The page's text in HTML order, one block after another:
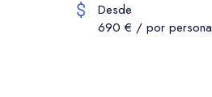
Desde
690 € / por persona